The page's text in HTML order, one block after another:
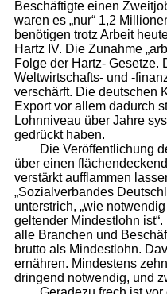
Beschäftigte einen
waren es „nur“ 1,2
benötigen trotz Arbeit
Hartz IV. Die Zunahme
Folge der Hartz- Gesetze.
Weltwirtschafts- und -
verschärft. Die deutschen
Export vor allem dadurch
Lohnniveau über Jahre
gedrückt haben.
Die Veröffentlichung
über einen
verstärkt aufflammen
„Sozialverbandes
unterstrich, „wie
geltender Mindestlohn
alle Branchen und
brutto als Mindestlohn.
ernähren. Mindestens
dringend notwendig, und